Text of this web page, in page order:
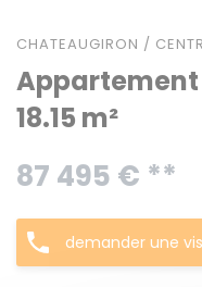
CHATEAUGIRON /
Appartement
18.15 m²
87 495 € **
demander une